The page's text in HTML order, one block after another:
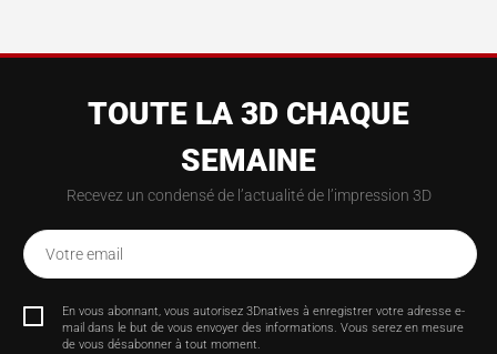
TOUTE LA 3D CHAQUE
SEMAINE
Recevez un condensé de l’actualité de l’impression 3D
Votre email
En vous abonnant, vous autorisez 3Dnatives à enregistrer votre adresse e-
mail dans le but de vous envoyer des informations. Vous serez en mesure
de vous désabonner à tout moment.